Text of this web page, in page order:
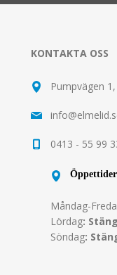
KONTAKTA OSS
Pumpvägen
0413 - 55 99
Måndag-
Lördag:
Söndag: